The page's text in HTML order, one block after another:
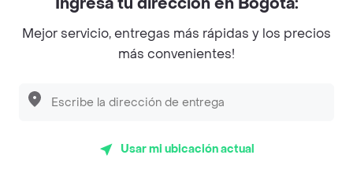
Porcion de arepas por 4 unidades.
Papa de la Casa
Mejor servicio, entregas más rápidas y los precios
más convenientes!
Usar mi ubicación actual